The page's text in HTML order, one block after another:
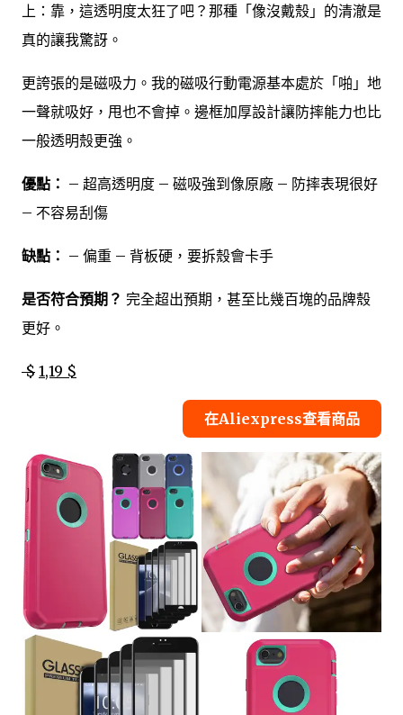
上：靠，這透明度太狂了吧？那種「像沒戴殼」的清澈是
真的讓我驚訝。
更誇張的是磁吸力。我的磁吸行動電源基本處於「啪」地
一聲就吸好，甩也不會掉。邊框加厚設計讓防摔能力也比
一般透明殼更強。
優點： – 超高透明度 – 磁吸強到像原廠 – 防摔表現很好
– 不容易刮傷
缺點： – 偏重 – 背板硬，要拆殼會卡手
是否符合預期？ 完全超出預期，甚至比幾百塊的品牌殼
更好。
$ 1,19 $
在Aliexpress查看商品